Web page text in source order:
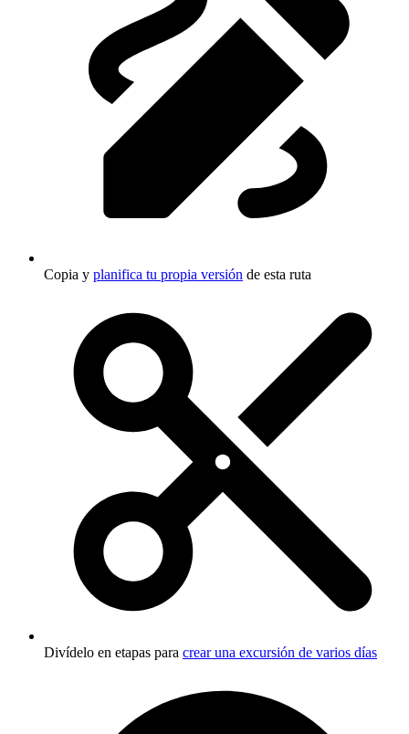
Copia y planifica tu propia versión de esta ruta
Divídelo en etapas para crear una excursión de varios días